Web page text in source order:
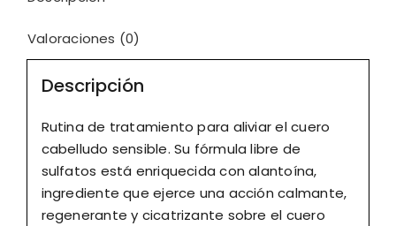
Valoraciones (0)
Descripción
Rutina de tratamiento para aliviar el cuero
cabelludo sensible. Su fórmula libre de
sulfatos está enriquecida con alantoína,
ingrediente que ejerce una acción calmante,
regenerante y cicatrizante sobre el cuero